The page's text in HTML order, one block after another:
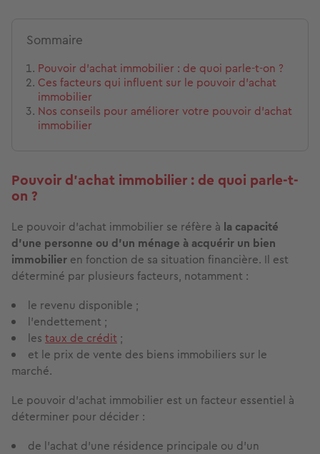
Sommaire
Pouvoir d’achat immobilier : de quoi parle-t-on ?
Ces facteurs qui influent sur le pouvoir d’achat
immobilier
Nos conseils pour améliorer votre pouvoir d’achat
immobilier
Pouvoir d’achat immobilier : de quoi parle-t-
on ?
Le pouvoir d’achat immobilier se réfère à la capacité
d’une personne ou d’un ménage à acquérir un bien
immobilier en fonction de sa situation financière. Il est
déterminé par plusieurs facteurs, notamment :
le revenu disponible ;
l’endettement ;
les taux de crédit ;
et le prix de vente des biens immobiliers sur le
marché.
Le pouvoir d’achat immobilier est un facteur essentiel à
déterminer pour décider :
de l’achat d’une résidence principale ou d’un